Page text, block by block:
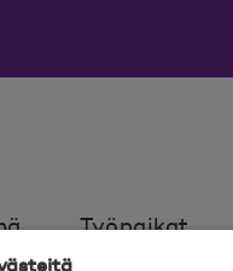
Työpaikat